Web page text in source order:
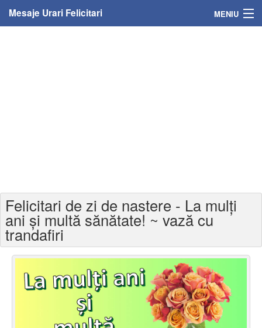
Mesaje Urari Felicitari MENIU
Felicitari varsta
Felicitari zilele anului
Felicitari muzicale
Felicitari muzicale personalizate
Felicitari de zi de nastere - La mulți
ani și multă sănătate! ~ vază cu
trandafiri